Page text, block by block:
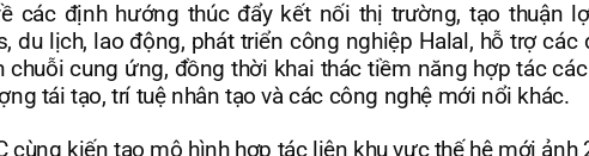
các định hướng thúc đẩy kết nối thị trường, tạo thuận
du lịch, lao động, phát triển công nghiệp Halal, hỗ trợ các
chuỗi cung ứng, đồng thời khai thác tiềm năng hợp tác
tái tạo, trí tuệ nhân tạo và các công nghệ mới nổi khác.